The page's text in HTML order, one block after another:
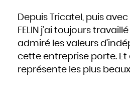
Depuis Tricatel, puis
FELIN j’ai toujours
admiré les valeurs
cette entreprise porte. Et
représente les plus